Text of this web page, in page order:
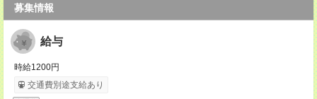
募集情報
給与
時給1200円
交通費別途支給あり